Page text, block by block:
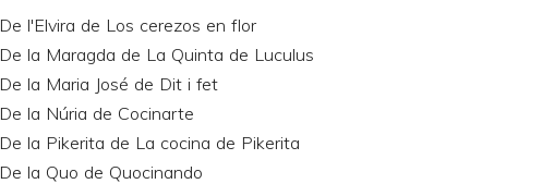
De l'Elvira de Los cerezos en flor
De la Maragda de La Quinta de Luculus
De la Maria José de Dit i fet
De la Núria de Cocinarte
De la Pikerita de La cocina de Pikerita
De la Quo de Quocinando